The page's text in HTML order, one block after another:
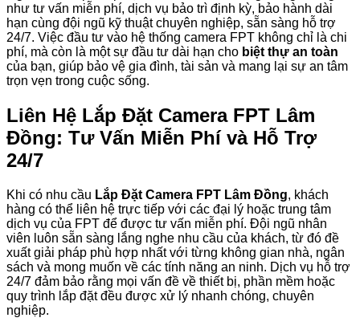
như tư vấn miễn phí, dịch vụ bảo trì định kỳ, bảo hành dài
hạn cùng đội ngũ kỹ thuật chuyên nghiệp, sẵn sàng hỗ trợ
24/7. Việc đầu tư vào hệ thống camera FPT không chỉ là chi
phí, mà còn là một sự đầu tư dài hạn cho biệt thự an toàn
của bạn, giúp bảo vệ gia đình, tài sản và mang lại sự an tâm
trọn vẹn trong cuộc sống.
Liên Hệ Lắp Đặt Camera FPT Lâm
Đồng: Tư Vấn Miễn Phí và Hỗ Trợ
24/7
Khi có nhu cầu Lắp Đặt Camera FPT Lâm Đồng, khách
hàng có thể liên hệ trực tiếp với các đại lý hoặc trung tâm
dịch vụ của FPT để được tư vấn miễn phí. Đội ngũ nhân
viên luôn sẵn sàng lắng nghe nhu cầu của khách, từ đó đề
xuất giải pháp phù hợp nhất với từng không gian nhà, ngân
sách và mong muốn về các tính năng an ninh. Dịch vụ hỗ trợ
24/7 đảm bảo rằng mọi vấn đề về thiết bị, phần mềm hoặc
quy trình lắp đặt đều được xử lý nhanh chóng, chuyên
nghiệp.